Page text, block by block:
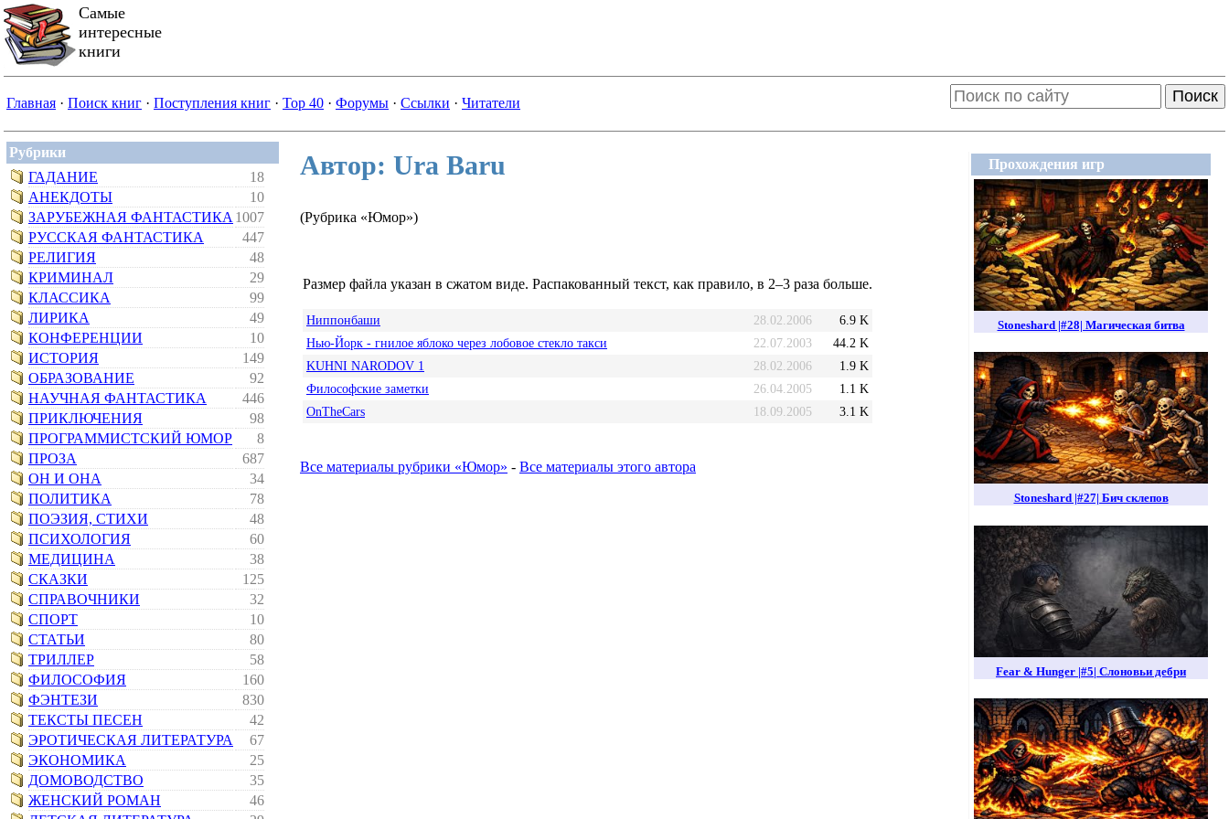
Самые
интересные
книги
Главная · Поиск книг · Поступления книг · Top 40 · Форумы · Ссылки · Читатели Поиск
Рубрики
ГАДАНИЕ
18
АНЕКДОТЫ
10
ЗАРУБЕЖНАЯ ФАНТАСТИКА 1007
РУССКАЯ ФАНТАСТИКА
447
РЕЛИГИЯ
48
КРИМИНАЛ
29
КЛАССИКА
99
ЛИРИКА
49
КОНФЕРЕНЦИИ
10
ИСТОРИЯ
149
ОБРАЗОВАНИЕ
92
НАУЧНАЯ ФАНТАСТИКА
446
ПРИКЛЮЧЕНИЯ
98
ПРОГРАММИСТСКИЙ ЮМОР
8
ПРОЗА
687
ОН И ОНА
34
ПОЛИТИКА
78
ПОЭЗИЯ, СТИХИ
48
ПСИХОЛОГИЯ
60
МЕДИЦИНА
38
СКАЗКИ
125
СПРАВОЧНИКИ
32
СПОРТ
10
СТАТЬИ
80
ТРИЛЛЕР
58
ФИЛОСОФИЯ
160
ФЭНТЕЗИ
830
ТЕКСТЫ ПЕСЕН
42
ЭРОТИЧЕСКАЯ ЛИТЕРАТУРА
67
ЭКОНОМИКА
25
ДОМОВОДСТВО
35
ЖЕНСКИЙ РОМАН
46
Прохождения игр
Stoneshard |#28| Магическая битва
Stoneshard |#27| Бич склепов
Fear & Hunger |#5| Слоновьи дебри
Автор: Ura Baru
(Рубрика «Юмор»)
Размер файла указан в сжатом виде. Распакованный текст, как правило, в 2–3 раза больше.
Ниппонбаши 28.02.2006
6.9 K
Нью-Йорк - гнилое яблоко через лобовое стекло такси
22.07.2003
44.2 K
KUHNI NARODOV 1
28.02.2006
1.9 K
Философские заметки
26.04.2005
1.1 K
OnTheCars
18.09.2005 3.1 K
Все материалы рубрики «Юмор» - Все материалы этого автора